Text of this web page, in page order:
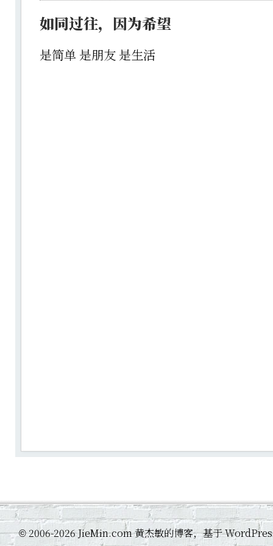
如同过往，因为希望
是简单 是朋友 是生活
©2006-2026 JieMin.com 黄杰敏的博客，基于